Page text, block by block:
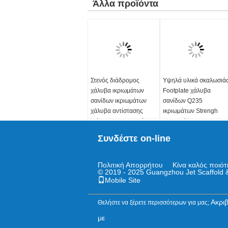
Άλλα προϊόντα
Στενός διάδρομος
χάλυβα ικριωμάτων
σανίδων ικριωμάτων
χάλυβα αντίστασης
διάβρωσης με το γάντζο
~ Q235
επιφάνειας: Προ-
γαλβανισμένη, καυτή
εμβύθιση που
γαλβανίζεται, μαύρος
Πιστοποιητικό:ISO,
Πρότυπο:
Υψηλά υλικά σκαλωσιάς
Footplate χάλυβα
σανίδων Q235
ικριωμάτων Strengh
διευθετήσιμα
επιφάνειας:
που βυθίζεται
γαλβανισμένος, μαύρος
Q195~Q235
Πιστοποιητικό:ISO,
Συνδέστε on-line
Πολιτική Απορρήτου
Κίνα καλός
© 2019 - 2025 Guangzhou Jet Scaffold
Mobile Site
Θελήστε να ξέρετε περισσότερων για μας;
με